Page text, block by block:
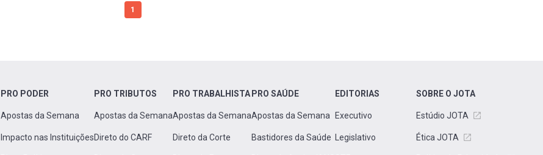
1
PRO PODER
Apostas da Semana
Impacto nas Instituições
PRO TRIBUTOS
Apostas da Semana
Direto do CARF
PRO TRABALHISTA
Apostas da Semana
Direto da Corte
PRO SAÚDE
Apostas da Semana
Bastidores da Saúde
EDITORIAS
Executivo
Legislativo
SOBRE O JOTA
Estúdio JOTA
Ética JOTA